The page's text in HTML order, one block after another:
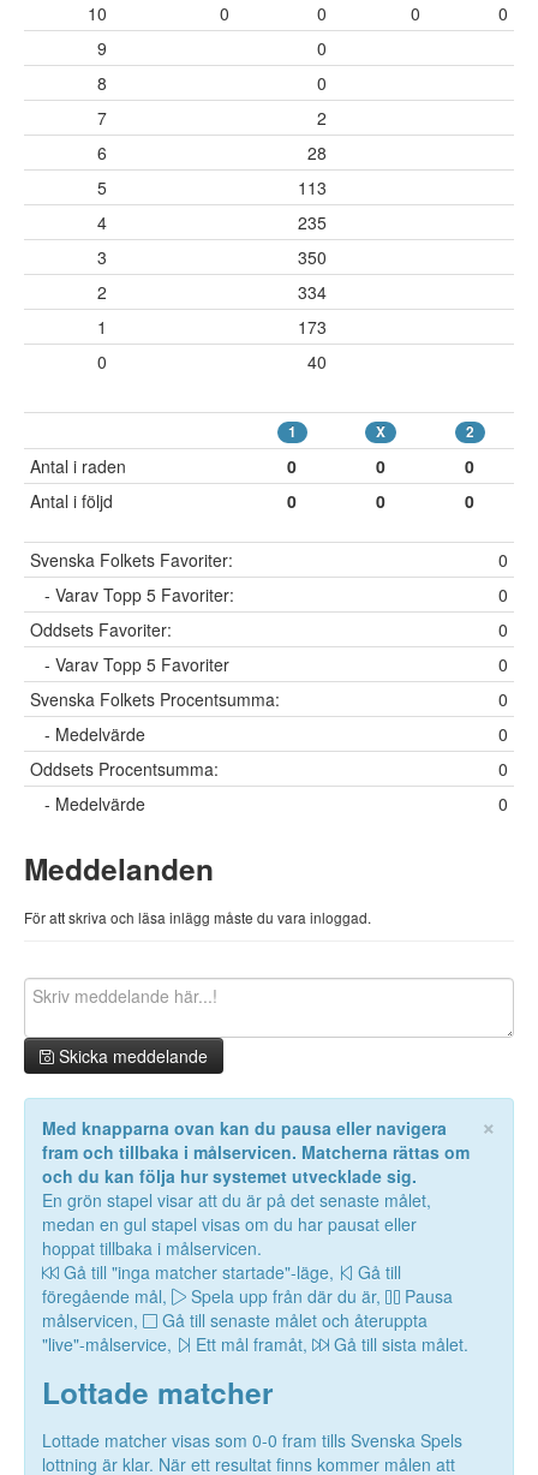
10
0 0 0
0
9
0
8
0
7
2
6
28
5
113
4
235
3
350
2
334
1
173
0
40
1 X 2
Antal i raden 0 0
0
Antal i följd
0 0 0
Svenska Folkets Favoriter:
0
- Varav Topp 5 Favoriter:
0
Oddsets Favoriter:
0
- Varav Topp 5 Favoriter
0
Svenska Folkets Procentsumma:
0
- Medelvärde
0
Oddsets Procentsumma:
0
- Medelvärde
0
Meddelanden
För att skriva och läsa inlägg måste du vara inloggad.
Skicka meddelande
×
Med knapparna ovan kan du pausa eller navigera
fram och tillbaka i målservicen. Matcherna rättas om
och du kan följa hur systemet utvecklade sig.
En grön stapel visar att du är på det senaste målet,
medan en gul stapel visas om du har pausat eller
hoppat tillbaka i målservicen.
Gå till "inga matcher startade"-läge,
Gå till
föregående mål,
Spela upp från där du är,
Pausa
målservicen,
Gå till senaste målet och återuppta
"live"-målservice,
Ett mål framåt, Gå till sista målet.
Lottade matcher
Lottade matcher visas som 0-0 fram tills Svenska Spels
lottning är klar. När ett resultat finns kommer målen att